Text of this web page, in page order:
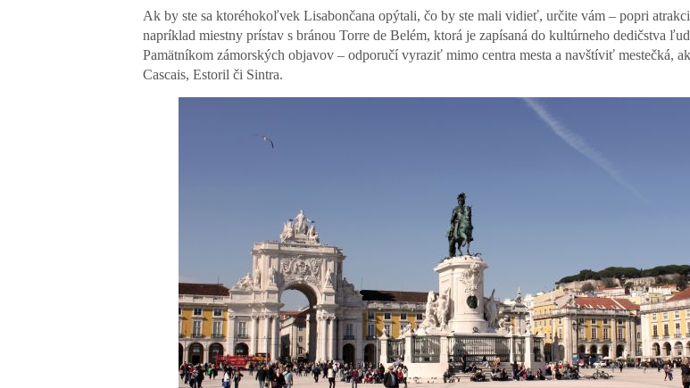
Ak by ste sa ktoréhokoľvek Lisabončana opýtali, čo by ste mali vidieť, určite vám – popri
napríklad miestny prístav s bránou Torre de Belém, ktorá je zapísaná do kultúrneho dedičstva
Pamätníkom zámorských objavov – odporučí vyraziť mimo centra mesta a navštíviť mestečká,
Cascais, Estoril či Sintra.